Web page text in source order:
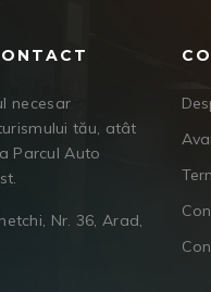
necesar
tău, atât
Parcul Auto
Nr. 36, Arad,